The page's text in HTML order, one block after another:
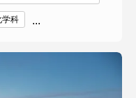
学科 ...